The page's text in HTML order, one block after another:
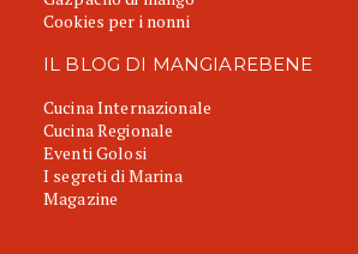
Cookies per i nonni
IL BLOG DI MANGIAREBENE
Cucina Internazionale
Cucina Regionale
Eventi Golosi
I segreti di Marina
Magazine